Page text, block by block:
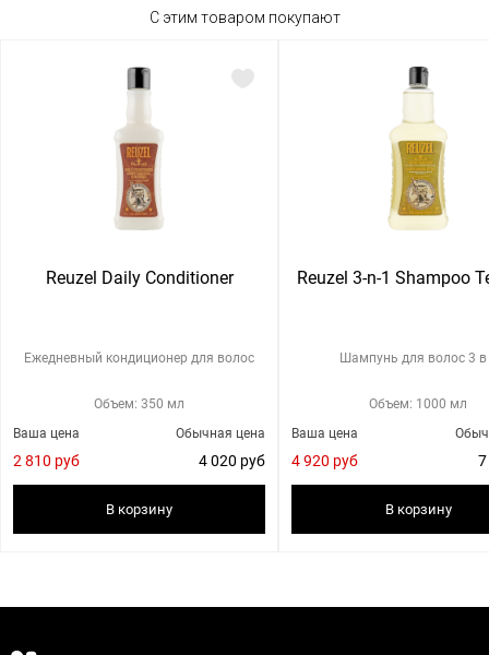
С этим товаром покупают
Reuzel Daily Conditioner
Ежедневный кондиционер для волос
Объем: 350 мл
Обычная цена
4 020 руб
Ваша цена
2 810 руб
В корзину
Reuzel 3-n-1 Shampoo
Шампунь для волос 3 в
Объем: 1000 мл
7
Ваша цена
4 920 руб
В корзину